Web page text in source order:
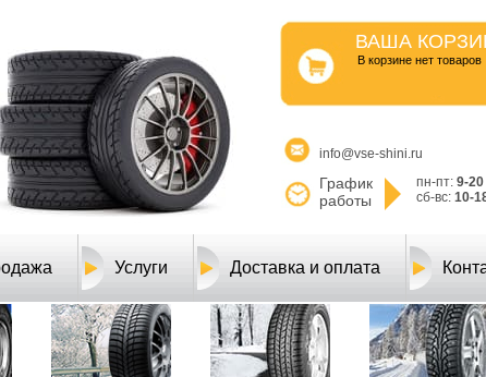
ВАША
B корзине нет товаров
info@vse-shini.ru
График
работы
пн-пт: 9-20
сб-вс: 10-
Услуги Доставка и оплата